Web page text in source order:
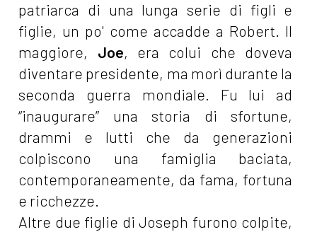
patriarca di una lunga serie di figli e
figlie, un po' come accadde a Robert. Il
maggiore, Joe, era colui che doveva
diventare presidente, ma morì durante la
seconda guerra mondiale. Fu lui ad
“inaugurare” una storia di sfortune,
drammi e lutti che da generazioni
colpiscono una famiglia baciata,
contemporaneamente, da fama, fortuna
e ricchezze.
Altre due figlie di Joseph furono colpite,